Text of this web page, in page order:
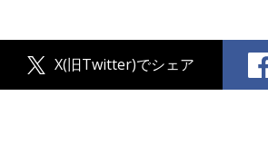
X(旧Twitter)でシェア